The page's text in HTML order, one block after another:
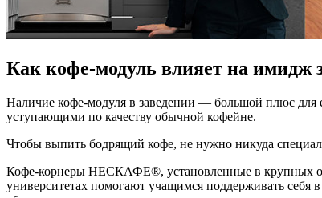
Как кофе-модуль влияет на имидж
Наличие кофе-модуля в заведении — большой плюс для
уступающими по качеству обычной кофейне.
Чтобы выпить бодрящий кофе, не нужно никуда
Кофе-корнеры НЕСКАФЕ®, установленные в крупных
университетах помогают учащимся поддерживать